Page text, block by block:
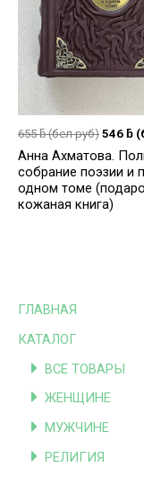
ГЛАВНАЯ
КАТАЛОГ
ВСЕ ТОВАРЫ
ЖЕНЩИНЕ
МУЖЧИНЕ
РЕЛИГИЯ
655ƃ(бел руб) 546 ƃ
Анна Ахматова.
собрание поэзии и
одном томе
кожаная книга)